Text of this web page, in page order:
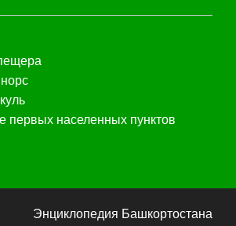
первых населенных пунктов
Энциклопедия Башкортостана